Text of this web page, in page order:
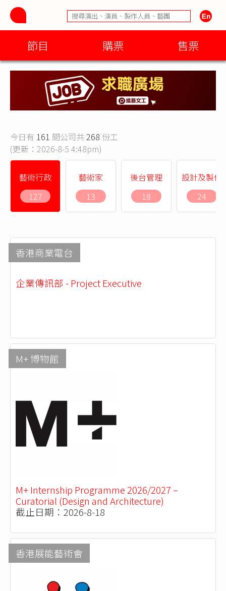
節目 購票 售票
今日有 161 間公司共268 份工
(更新：2026-8-5 4:48pm)
藝術行政
127
藝術家
13
後台管理
18
設計及製作
24
香港商業電台
企業傳訊部 - Project Executive
M+ 博物館
M+ Internship Programme 2026/2027 –
Curatorial (Design and Architecture)
截止日期：2026-8-18
香港展能藝術會